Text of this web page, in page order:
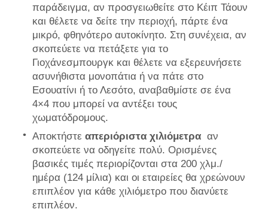
παράδειγμα, αν προσγειωθείτε στο Κέιπ Τάουν
και θέλετε να δείτε την περιοχή, πάρτε ένα
μικρό, φθηνότερο αυτοκίνητο. Στη συνέχεια, αν
σκοπεύετε να πετάξετε για το
Γιοχάνεσμπουργκ και θέλετε να εξερευνήσετε
ασυνήθιστα μονοπάτια ή να πάτε στο
Εσουατίνι ή το Λεσότο, αναβαθμίστε σε ένα
4×4 που μπορεί να αντέξει τους
χωματόδρομους.
Αποκτήστε απεριόριστα χιλιόμετρααν
σκοπεύετε να οδηγείτε πολύ. Ορισμένες
βασικές τιμές περιορίζονται στα 200 χλμ./
ημέρα (124 μίλια) και οι εταιρείες θα χρεώνουν
επιπλέον για κάθε χιλιόμετρο που διανύετε
επιπλέον.